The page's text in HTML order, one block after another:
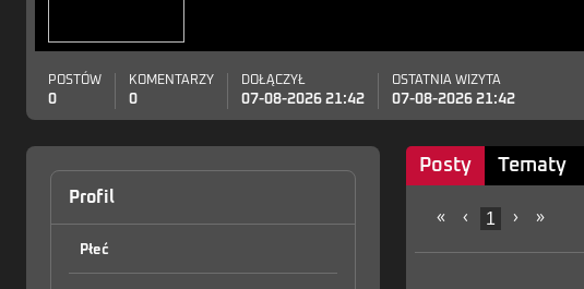
POSTÓW
0
KOMENTARZY
0
DOŁĄCZYŁ
07-08-2026 21:42
OSTATNIA WIZYTA
07-08-2026 21:42
Profil
Płeć
Posty Tematy
« ‹ 1 › »